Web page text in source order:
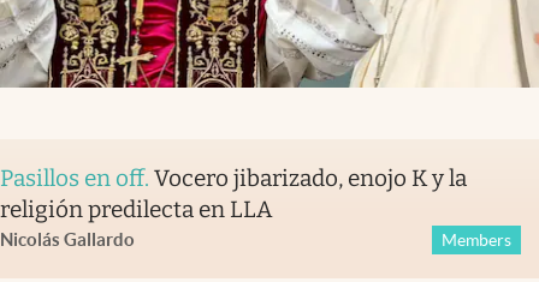
Pasillos en off. Vocero jibarizado, enojo K y la
religión predilecta en LLA
Nicolás Gallardo Members